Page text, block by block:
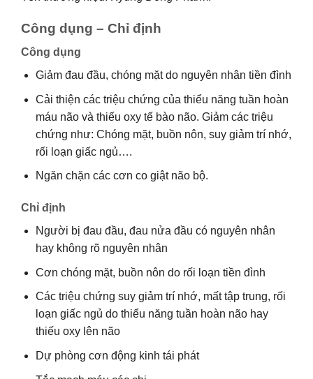
Công dụng – Chỉ định
Công dụng
Giảm đau đầu, chóng mặt do nguyên nhân tiền đình
Cải thiện các triệu chứng của thiểu năng tuần hoàn
máu não và thiếu oxy tế bào não. Giảm các triệu
chứng như: Chóng mặt, buồn nôn, suy giảm trí nhớ,
rối loạn giấc ngủ….
Ngăn chặn các cơn co giật não bộ.
Chỉ định
Người bị đau đầu, đau nửa đầu có nguyên nhân
hay không rõ nguyên nhân
Cơn chóng mặt, buồn nôn do rối loạn tiền đình
Các triệu chứng suy giảm trí nhớ, mất tập trung, rối
loạn giấc ngủ do thiểu năng tuần hoàn não hay
thiếu oxy lên não
Dự phòng cơn động kinh tái phát